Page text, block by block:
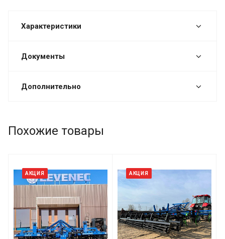
Характеристики
Документы
Дополнительно
Похожие товары
АКЦИЯ АКЦИЯ